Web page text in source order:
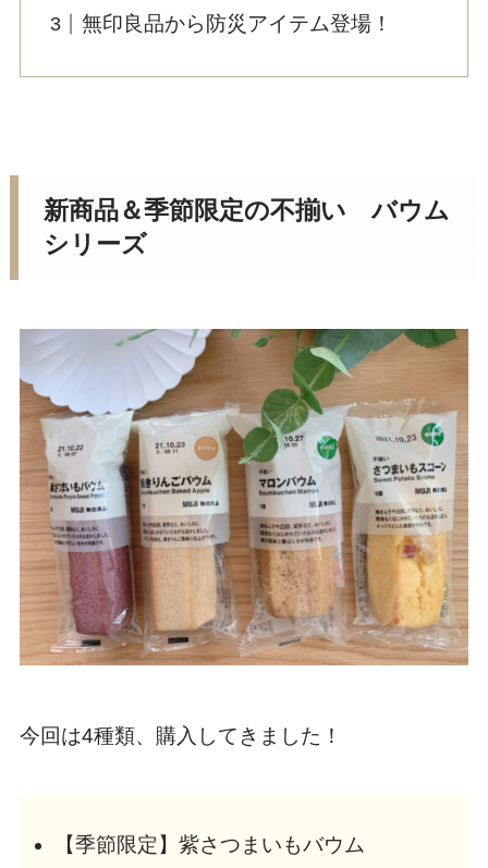
無印良品から防災アイテム登場！
新商品＆季節限定の不揃い バウム
シリーズ
今回は4種類、購入してきました！
【季節限定】紫さつまいもバウム